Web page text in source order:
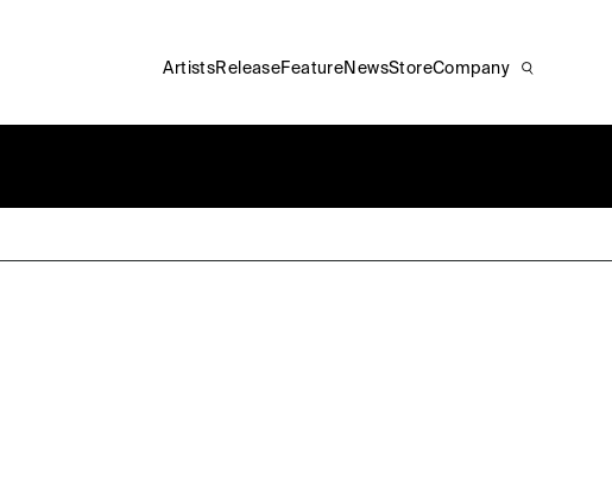
ArtistsReleaseFeature NewsStoreCompany